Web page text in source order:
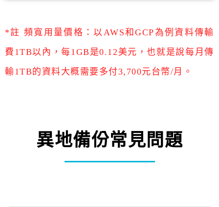
*註 頻寬用量價格：以AWS和GCP為例資料傳輸
費1TB以內，每1GB是0.12美元，也就是說每月傳
輸1TB的資料大概需要多付3,700元台幣/月。
異地備份常見問題